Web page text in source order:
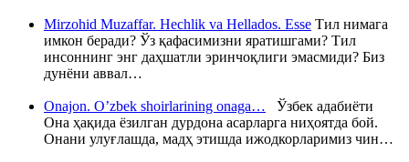
Mirzohid Muzaffar. Hechlik va Hellados. Esse Тил нимага
имкон беради? Ўз қафасимизни яратишгами? Тил
инсоннинг энг даҳшатли эринчоқлиги эмасмиди? Биз
дунёни аввал…
Onajon. O’zbek shoirlarining onaga… Ўзбек адабиёти
Она ҳақида ёзилган дурдона асарларга ниҳоятда бой.
Онани улуғлашда, мадҳ этишда ижодкорларимиз чин…